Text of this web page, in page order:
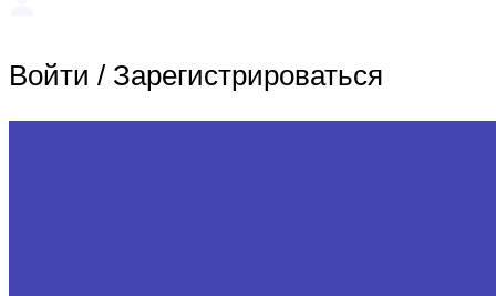
Войти / Зарегистрироваться